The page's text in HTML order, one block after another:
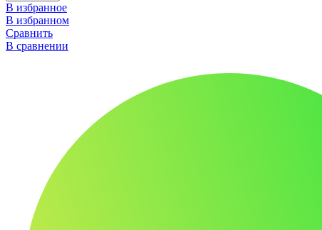
В избранное
В избранном
Сравнить
В сравнении